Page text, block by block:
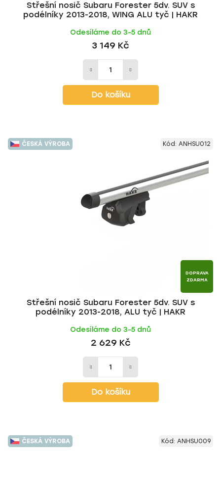
Střešní nosič Subaru Forester 5dv. SUV s
podélníky 2013-2018, WING ALU tyč | HAKR
Odesíláme do 3-5 dnů
3 149 Kč
Do košíku
ČESKÁ VÝROBA
DOPRAVA
ZDARMA
Střešní nosič Subaru Forester 5dv. SUV s
podélníky 2013-2018, ALU tyč | HAKR
Odesíláme do 3-5 dnů
2 629 Kč
Do košíku
Kód: ANHSU012
ČESKÁ VÝROBA Kód: ANHSU009